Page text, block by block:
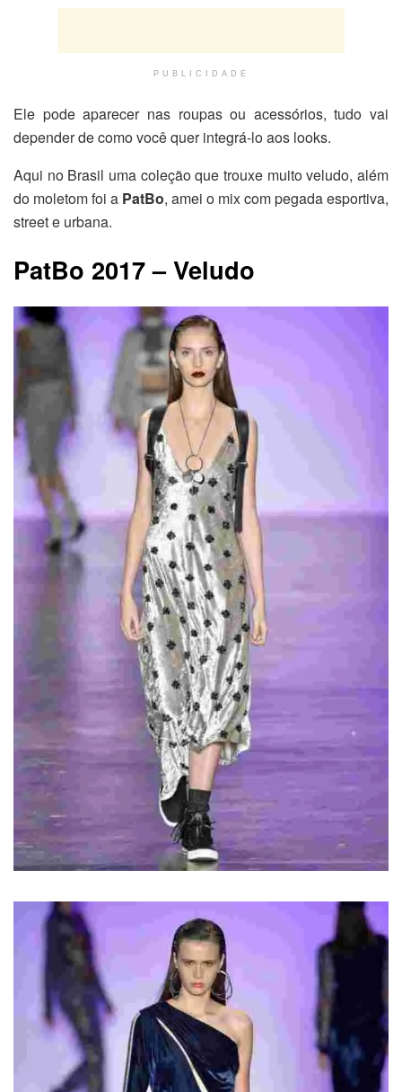
PUBLICIDADE
Ele pode aparecer nas roupas ou acessórios, tudo vai
depender de como você quer integrá-lo aos looks.
Aqui no Brasil uma coleção que trouxe muito veludo, além
do moletom foi a PatBo, amei o mix com pegada esportiva,
street e urbana.
PatBo 2017 – Veludo